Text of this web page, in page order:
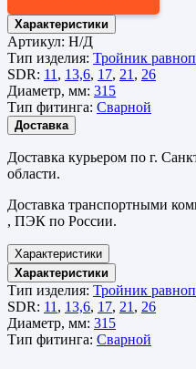
Характеристики
Артикул: Н/Д
Тип изделия: Тройник
SDR: 11 , 13,6, 17, 21 , 26
Диаметр, мм: 315
Тип фитинга: Сварной
Доставка
Доставка курьером по г.
области.
Доставка транспортными
, ПЭК по России.
Характеристики
Характеристики
Тип изделия: Тройник
SDR: 11 , 13,6, 17, 21 , 26
Диаметр, мм: 315
Тип фитинга: Сварной